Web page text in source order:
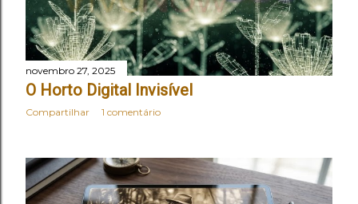
novembro 27, 2025
O Horto Digital Invisível
Compartilhar 1 comentário